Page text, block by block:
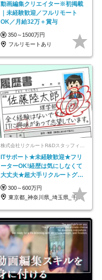
動画編集クリエイター※初掲載
｜未経験歓迎／フルリモート
OK／月給32万＋賞与
350～1500万円
フルリモートあり
ITサポート★未経験歓迎★フリ
ーターOK!経歴は気にしなくて
大丈夫★超大手リクルートグル
ープの正社員/sg
300～600万円
東京都_神奈川県_埼玉県_千葉県_大阪府…